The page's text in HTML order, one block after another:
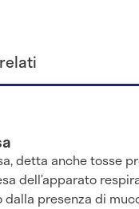
detta anche tosse
dell’apparato
presenza di